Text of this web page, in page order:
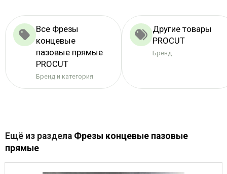
Все Фрезы
концевые
пазовые прямые
PROCUT
Бренд и категория
Другие товары
PROCUT
Бренд
Ещё из раздела Фрезы концевые пазовые
прямые